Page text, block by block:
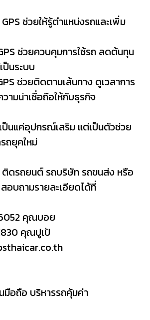
ช่วยให้รู้ตำแหน่งรถและเพิ่ม
ช่วยควบคุมการใช้รถ ลดต้นทุน
ป็นระบบ
ช่วยติดตามเส้นทาง ดูเวลาการ
ามน่าเชื่อถือให้กับธุรกิจ
ป็นแค่อุปกรณ์เสริม แต่เป็นตัวช่วย
ถยุคใหม่
ติดรถยนต์ รถบริษัท รถขนส่ง หรือ
อบถามรายละเอียดได้ที่
คุณบอย
คุณปูเป้
อถือ บริหารรถคุ้มค่า